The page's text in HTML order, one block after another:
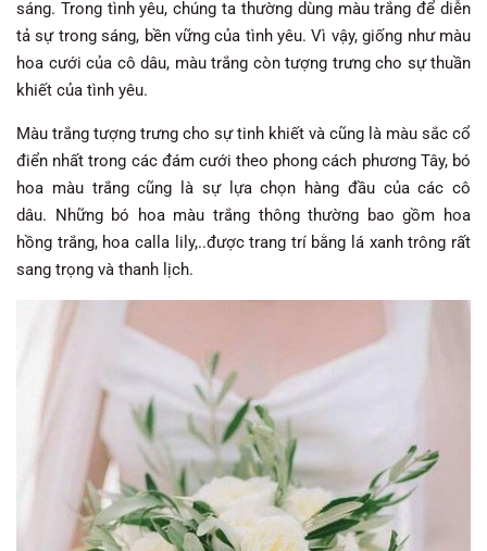
sáng. Trong tình yêu, chúng ta thường dùng màu trắng để diễn
tả sự trong sáng, bền vững của tình yêu. Vì vậy, giống như màu
hoa cưới của cô dâu, màu trắng còn tượng trưng cho sự thuần
khiết của tình yêu.
Màu trắng tượng trưng cho sự tinh khiết và cũng là màu sắc cổ
điển nhất trong các đám cưới theo phong cách phương Tây, bó
hoa màu trắng cũng là sự lựa chọn hàng đầu của các cô
dâu. Những bó hoa màu trắng thông thường bao gồm hoa
hồng trắng, hoa calla lily,..được trang trí bằng lá xanh trông rất
sang trọng và thanh lịch.